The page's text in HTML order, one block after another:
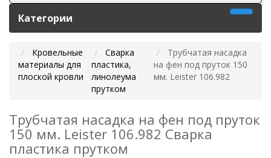
Категории
Кровельные
материалы для
плоской кровли
Сварка
пластика,
линолеума
прутком
Трубчатая насадка
на фен под пруток 150
мм. Leister 106.982
Трубчатая насадка на фен под пруток
150 мм. Leister 106.982 Сварка
пластика прутком